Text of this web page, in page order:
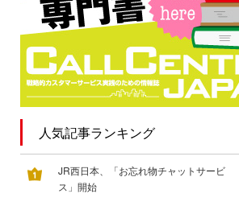
人気記事ランキング
JR西日本、「お忘れ物チャットサービ
ス」開始